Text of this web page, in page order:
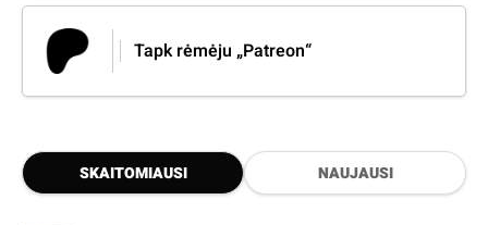
Tapk rėmėju „Patreon“
SKAITOMIAUSI NAUJAUSI